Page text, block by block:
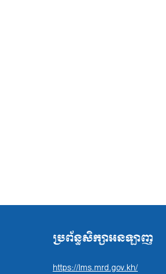
ប្រព័ន្ធសិក្សាអនឡាញ
https://lms.mrd.gov.kh/